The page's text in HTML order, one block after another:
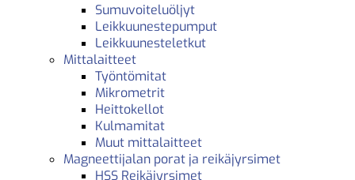
Sumuvoiteluöljyt
Leikkuunestepumput
Leikkuunesteletkut
Mittalaitteet
Työntömitat
Mikrometrit
Heittokellot
Kulmamitat
Muut mittalaitteet
Magneettijalan porat ja reikäjyrsimet
HSS Reikäjyrsimet